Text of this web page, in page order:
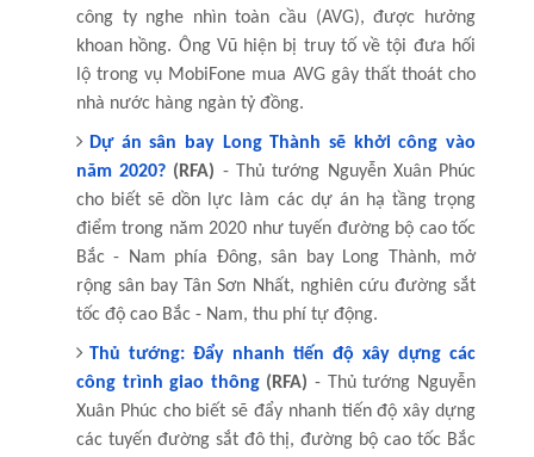
công ty nghe nhìn toàn cầu (AVG), được hưởng
khoan hồng. Ông Vũ hiện bị truy tố về tội đưa hối
lộ trong vụ MobiFone mua AVG gây thất thoát cho
nhà nước hàng ngàn tỷ đồng.
Dự án sân bay Long Thành sẽ khởi công vào
năm 2020? (RFA) - Thủ tướng Nguyễn Xuân Phúc
cho biết sẽ dồn lực làm các dự án hạ tầng trọng
điểm trong năm 2020 như tuyến đường bộ cao tốc
Bắc - Nam phía Đông, sân bay Long Thành, mở
rộng sân bay Tân Sơn Nhất, nghiên cứu đường sắt
tốc độ cao Bắc - Nam, thu phí tự động.
Thủ tướng: Đẩy nhanh tiến độ xây dựng các
công trình giao thông(RFA) - Thủ tướng Nguyễn
Xuân Phúc cho biết sẽ đẩy nhanh tiến độ xây dựng
các tuyến đường sắt đô thị, đường bộ cao tốc Bắc